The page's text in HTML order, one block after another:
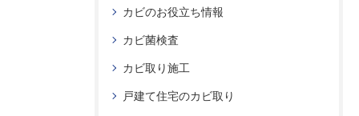
カビのお役立ち情報
カビ菌検査
カビ取り施工
戸建て住宅のカビ取り